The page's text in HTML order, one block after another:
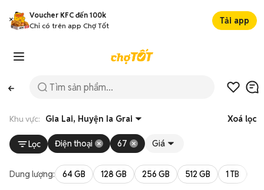
Voucher KFC đến 100k
Chỉ có trên app Chợ Tốt
Tải app
Khu vực: Gia Lai, Huyện Ia Grai Xoá lọc
Lọc Điện thoại 67 Giá
Dung lượng: 64 GB 128 GB 256 GB 512 GB 1 TB